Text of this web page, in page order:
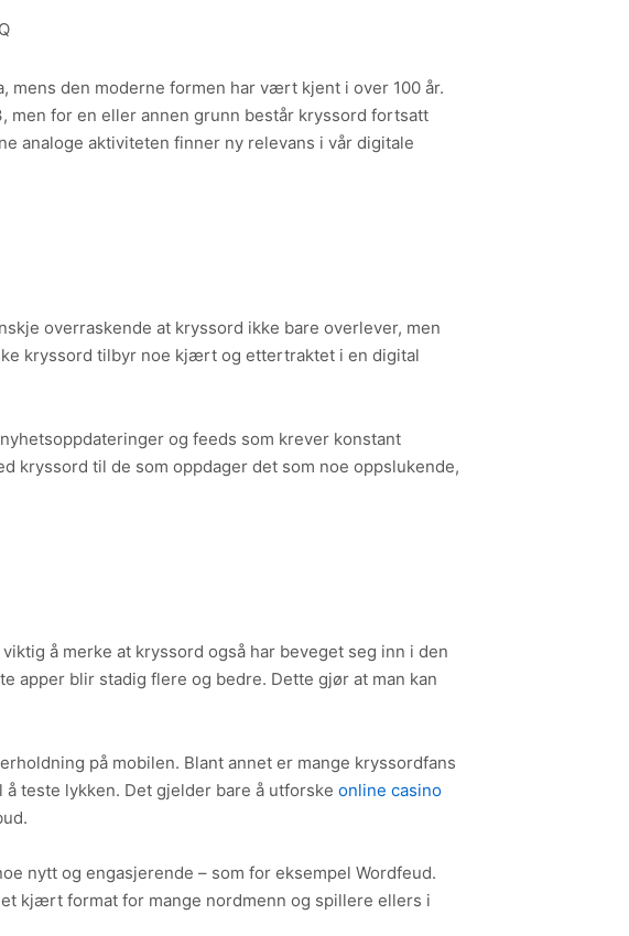
den moderne formen har vært kjent i over 100 år.
men for en eller annen grunn består kryssord fortsatt
analoge aktiviteten finner ny relevans i vår digitale
overraskende at kryssord ikke bare overlever, men
kryssord tilbyr noe kjært og ettertraktet i en digital
og feeds som krever konstant
kryssord til de som oppdager det som noe oppslukende,
å merke at kryssord også har beveget seg inn i den
apper blir stadig flere og bedre. Dette gjør at man kan
på mobilen. Blant annet er mange kryssordfans
teste lykken. Det gjelder bare å utforske online casino
nytt og engasjerende – som for eksempel Wordfeud.
kjært format for mange nordmenn og spillere ellers i